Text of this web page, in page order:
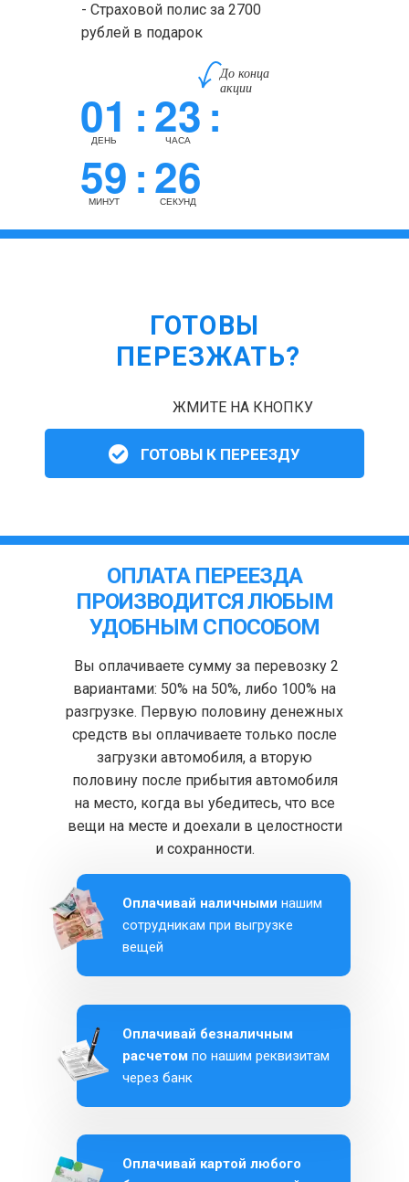
- Страховой полис за 2700
рублей в подарок
До конца
акции
01:
ДЕНЬ 23:
ЧАСА
59:
МИНУТ 25
СЕКУНД
ГОТОВЫ
ПЕРЕЗЖАТЬ?
ЖМИТЕ НА КНОПКУ
ГОТОВЫ К ПЕРЕЕЗДУ
ОПЛАТА ПЕРЕЕЗДА
ПРОИЗВОДИТСЯ ЛЮБЫМ
УДОБНЫМ СПОСОБОМ
Вы оплачиваете сумму за перевозку 2
вариантами: 50% на 50%, либо 100% на
разгрузке. Первую половину денежных
средств вы оплачиваете только после
загрузки автомобиля, а вторую
половину после прибытия автомобиля
на место, когда вы убедитесь, что все
вещи на месте и доехали в целостности
и сохранности.
Оплачивай картой любого
Оплачивай безналичным
расчетом по нашим реквизитам
через банк
Оплачивай наличными нашим
сотрудникам при выгрузке
вещей